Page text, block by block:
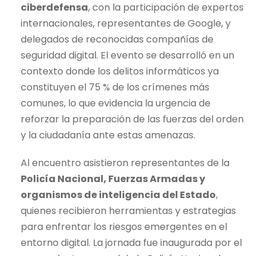
ciberdefensa, con la participación de expertos
internacionales, representantes de Google, y
delegados de reconocidas compañías de
seguridad digital. El evento se desarrolló en un
contexto donde los delitos informáticos ya
constituyen el 75 % de los crímenes más
comunes, lo que evidencia la urgencia de
reforzar la preparación de las fuerzas del orden
y la ciudadanía ante estas amenazas.
Al encuentro asistieron representantes de la
Policía Nacional, Fuerzas Armadas y
organismos de inteligencia del Estado,
quienes recibieron herramientas y estrategias
para enfrentar los riesgos emergentes en el
entorno digital. La jornada fue inaugurada por el